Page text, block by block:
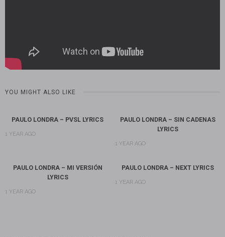
YOU MIGHT ALSO LIKE
PAULO LONDRA – PVSL LYRICS
1 YEAR AGO
PAULO LONDRA – SIN CADENAS
LYRICS
1 YEAR AGO
PAULO LONDRA – MI VERSIÓN
LYRICS
1 YEAR AGO
PAULO LONDRA – NEXT LYRICS
1 YEAR AGO